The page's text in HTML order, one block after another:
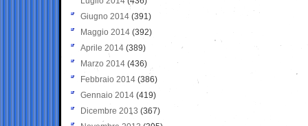
Giugno 2014 (391)
Maggio 2014 (392)
Aprile 2014 (389)
Marzo 2014 (436)
Febbraio 2014 (386)
Gennaio 2014 (419)
Dicembre 2013 (367)